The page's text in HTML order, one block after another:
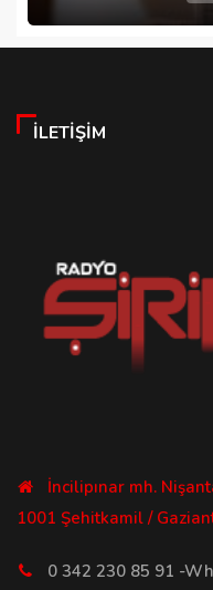
İLETIŞIM
İncilipınar mh.
1001 Şehitkamil /
0 342 230 85 91 -